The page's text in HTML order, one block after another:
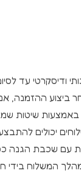
ודיסקרטי עד
ביצוע ההזמנה,
באמצעות שיטות
יכולים
עם שכבת הגנה
המשלוח בידי